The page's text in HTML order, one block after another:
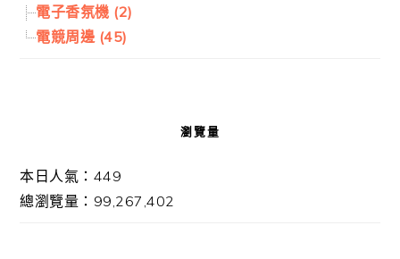
電子香氛機 (2)
電競周邊 (45)
瀏覽量
本日人氣：449
總瀏覽量：99,267,402